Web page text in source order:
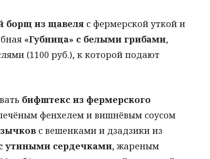
борщ из щавеля с фермерской уткой и
«Губница» с белыми грибами,
(1100 руб.), к которой подают
бифштекс из фермерского
фенхелем и вишнёвым соусом
с вешенками и дзадзики из
утиными сердечками, жареным